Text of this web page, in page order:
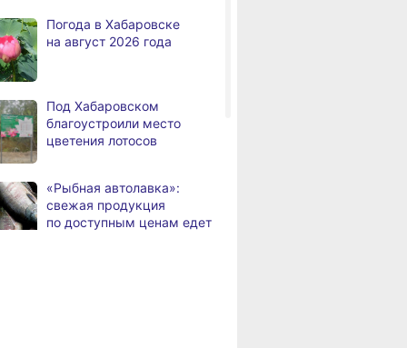
заканчивают ремонт дороги
Переяславка — Аргунское
переедут в новые квартиры
в 2026 году
лучших представителей
строительной отрасли
Жители Хабаровского края
Погода в Хабаровске
на август 2026 года
Под Хабаровском
благоустроили место
цветения лотосов
«Рыбная автолавка»:
свежая продукция
по доступным ценам едет